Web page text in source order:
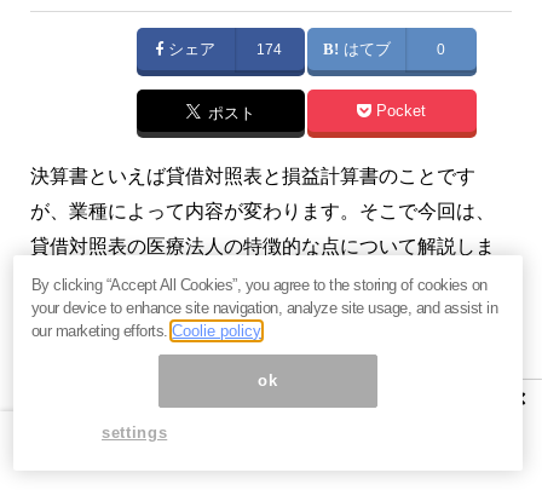
シェア 174 はてブ 0
ポスト Pocket
決算書といえば貸借対照表と損益計算書のことです
が、業種によって内容が変わります。そこで今回は、
貸借対照表の医療法人の特徴的な点について解説しま
す。（『お金持ちになりたいけどお金のことよく知ら
ない人へ 』）
貸借対照表から判断する、医療法人
の経営状況
×
By clicking “Accept All Cookies”, you agree to the storing of cookies on
your device to enhance site navigation, analyze site usage, and assist in
our marketing efforts.Coolie policy
ok
settings